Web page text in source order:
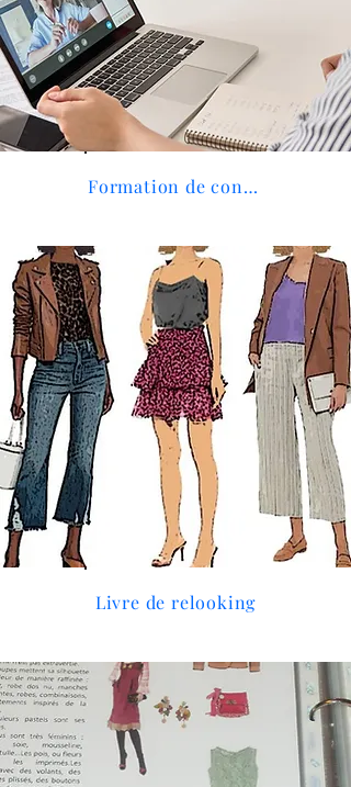
Formation de conseil en image
Livre de relooking